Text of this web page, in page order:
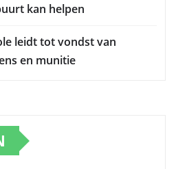
kan helpen
leidt tot vondst van
en munitie